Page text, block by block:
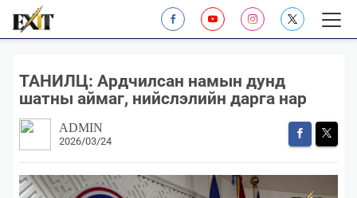
ТАНИЛЦ: Ардчилсан намын дунд
шатны аймаг, нийслэлийн дарга нар
ADMIN
2026/03/24